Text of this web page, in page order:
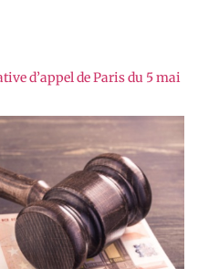
d’appel de Paris du 5 mai